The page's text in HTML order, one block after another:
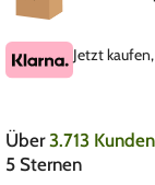
Jetzt kaufen,
Über3.713 Kunden
5 Sternen